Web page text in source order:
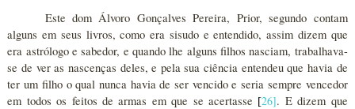
Este dom Álvoro Gonçalves Pereira, Prior, segundo contam
alguns em seus livros, como era sisudo e entendido, assim dizem que
era astrólogo e sabedor, e quando lhe alguns filhos nasciam, trabalhava-
se de ver as nascenças deles, e pela sua ciência entendeu que havia de
ter um filho o qual nunca havia de ser vencido e seria sempre vencedor
em todos os feitos de armas em que se acertasse [26]. E dizem que